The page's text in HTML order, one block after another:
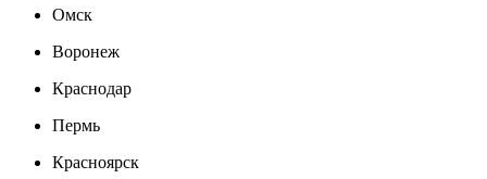
Омск
Воронеж
Краснодар
Пермь
Красноярск